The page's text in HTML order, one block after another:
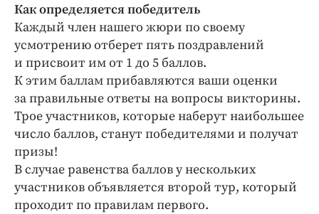
Как определяется победитель
Каждый член нашего жюри по своему
усмотрению отберет пять поздравлений
и присвоит им от 1 до 5 баллов.
К этим баллам прибавляются ваши оценки
за правильные ответы на вопросы викторины.
Трое участников, которые наберут наибольшее
число баллов, станут победителями и получат
призы!
В случае равенства баллов у нескольких
участников объявляется второй тур, который
проходит по правилам первого.